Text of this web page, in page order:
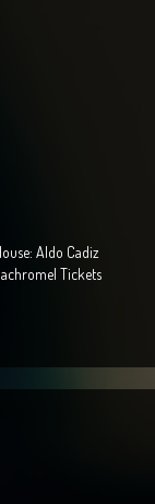
Aldo Cadiz
Tickets